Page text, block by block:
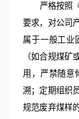
严格按照
要求，对公司
属于一般工业
（如合规煤矿
用，严禁随意
溯；定期组织
规范废弃煤样